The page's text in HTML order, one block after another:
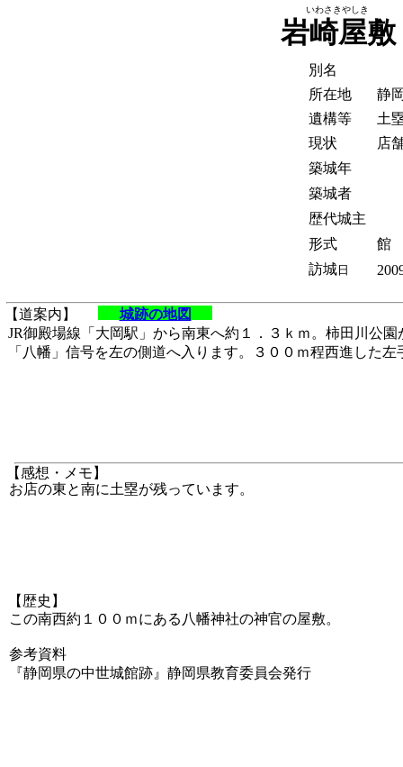
城跡の地図
【道案内】
岩崎屋敷
別名
所在地
静
遺構等
土
現状
店
築城年
築城者
歴代城主
形式
館
訪城 日
【感想・メモ】
いわさきやしき
【歴史】
JR御殿場線「大岡駅」から南東へ約１．３ｋｍ。柿田川公
「八幡」信号を左の側道へ入ります。３００ｍ程西進した
お店の東と南に土塁が残っています。
この南西約１００ｍにある八幡神社の神官の屋敷。
参考資料
『静岡県の中世城館跡』静岡県教育委員会発行